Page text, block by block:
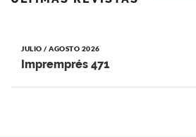
JULIO / AGOSTO 2026
Impremprés 471